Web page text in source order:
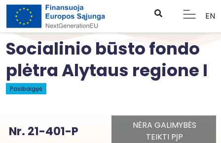
EN
Socialinio būsto fondo
plėtra Alytaus regione I
Pasibaigęs
Nr. 21-401-P
NĖRA GALIMYBĖS
TEIKTI PĮP